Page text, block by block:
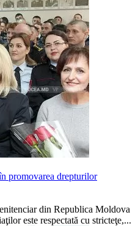
promovarea drepturilor
din Republica Moldova
este respectată cu stricteţe,...